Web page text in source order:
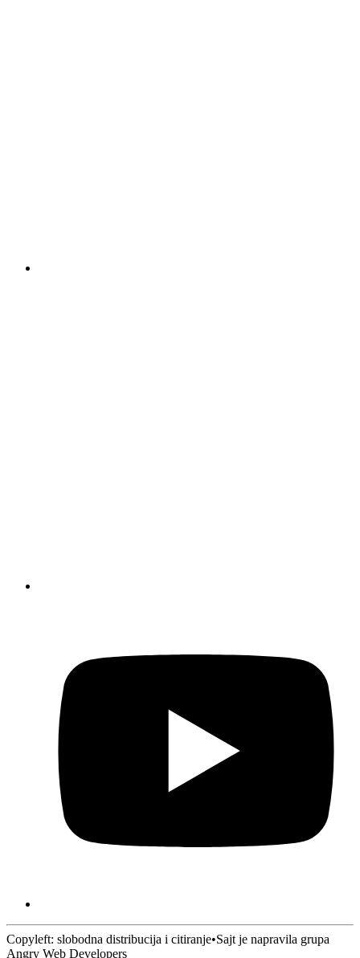
Copyleft: slobodna distribucija i citiranje•Sajt je napravila grupa
Angry Web Developers